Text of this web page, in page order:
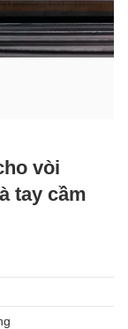
vòi
tay cầm